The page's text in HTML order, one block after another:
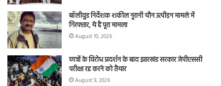
बॉलीवुड निर्देशक शकील नूरानी यौन उत्पीड़न मामले में
गिरफ्तार, ये है पूरा मामला
August 10, 2026
छात्रों के विरोध प्रदर्शन के बाद झारखंड सरकार जेपीएससी
परीक्षा रद्द करने को तैयार
August 9, 2026